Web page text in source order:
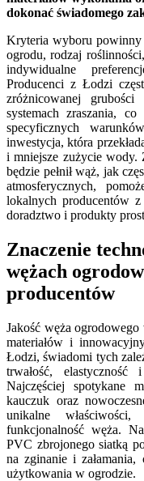
dokonać świadomego
Kryteria wyboru powinny
ogrodu, rodzaj
indywidualne
Producenci z Łodzi
zróżnicowanej grubości
systemach zraszania,
specyficznych
inwestycja, która
i mniejsze zużycie wody.
będzie pełnił wąż, jak
atmosferycznych,
lokalnych producentów
doradztwo i produkty
Znaczenie
wężach
producentów
Jakość węża
materiałów i
Łodzi, świadomi tych
trwałość,
Najczęściej spotykane
kauczuk oraz
unikalne
funkcjonalność węża.
PVC zbrojonego siatką
na zginanie i
użytkowania w ogrodzie.